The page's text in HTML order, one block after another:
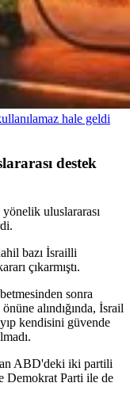
hale geldi
destek
uluslararası
bazı İsrailli
çıkarmıştı.
sonra
alındığında, İsrail
kendisini güvende
ABD'deki iki partili
Demokrat Parti ile de